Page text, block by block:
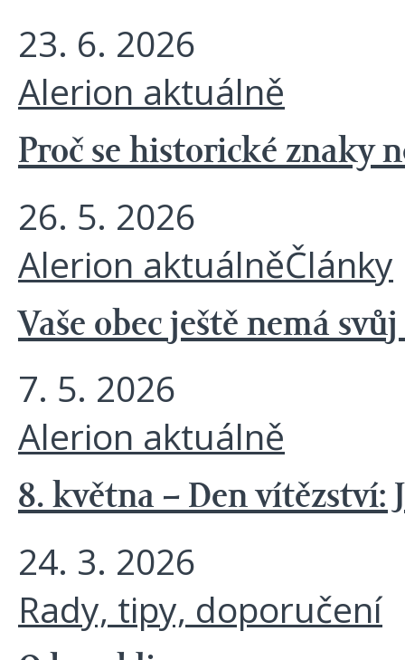
23. 6. 2026
Alerion aktuálně
Proč se historické znaky
26. 5. 2026
Alerion aktuálněČlánky
Vaše obec ještě nemá
7. 5. 2026
Alerion aktuálně
8. května – Den vítězství:
24. 3. 2026
Rady, tipy, doporučení